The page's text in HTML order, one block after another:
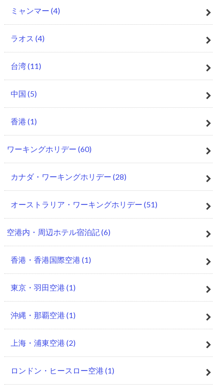
ミャンマー (4)
ラオス (4)
台湾(11)
中国 (5)
香港 (1)
ワーキングホリデー (60)
カナダ・ワーキングホリデー (28)
オーストラリア・ワーキングホリデー (51)
空港内・周辺ホテル宿泊記(6)
香港・香港国際空港 (1)
東京・羽田空港 (1)
沖縄・那覇空港 (1)
上海・浦東空港 (2)
ロンドン・ヒースロー空港 (1)